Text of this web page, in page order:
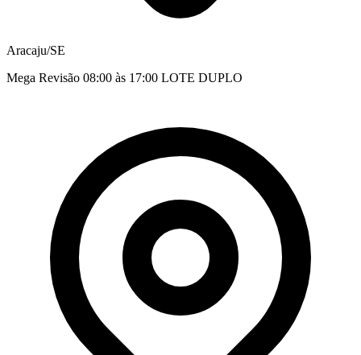
Aracaju/SE
Mega Revisão 08:00 às 17:00 LOTE DUPLO